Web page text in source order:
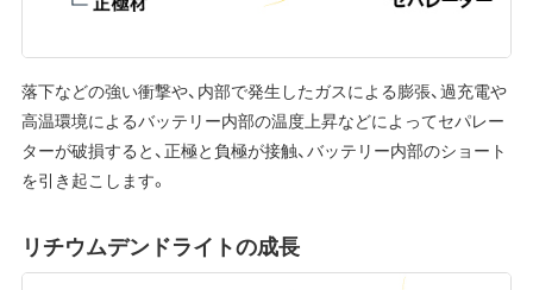
落下などの強い衝撃や、内部で発生したガスによる膨張、過充電や
高温環境によるバッテリー内部の温度上昇などによってセパレー
ターが破損すると、正極と負極が接触、バッテリー内部のショート
を引き起こします。
リチウムデンドライトの成長